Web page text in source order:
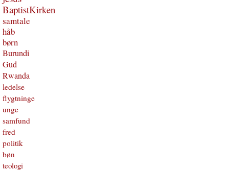
BaptistKirken
samtale
håb
børn
Burundi
Gud
Rwanda
ledelse
flygtninge
unge
samfund
fred
politik
bøn
teologi